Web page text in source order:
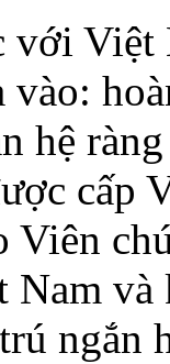
với
hệ
cấp
Viên
Nam
ngắn